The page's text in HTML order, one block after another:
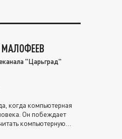
МАЛОФЕЕВ
"Царьград"
когда компьютерная
Он побеждает
компьютерную